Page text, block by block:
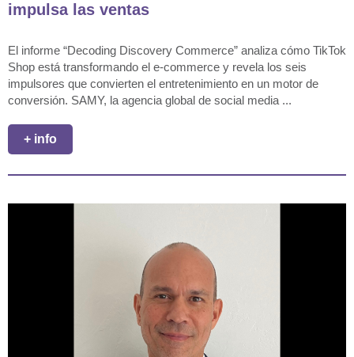
impulsa las ventas
El informe “Decoding Discovery Commerce” analiza cómo TikTok
Shop está transformando el e-commerce y revela los seis
impulsores que convierten el entretenimiento en un motor de
conversión. SAMY, la agencia global de social media ...
+ info